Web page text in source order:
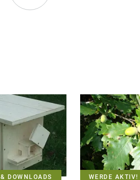
Mail
empfehlen
DOWNLOADS WERDE AKTIV!